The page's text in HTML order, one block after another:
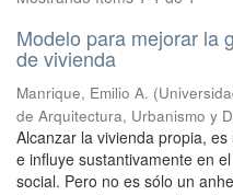
Modelo para mejorar la
de vivienda
Manrique, Emilio A. (
de Arquitectura, Urbanismo y
Alcanzar la vivienda propia,
e influye sustantivamente en
social. Pero no es sólo un